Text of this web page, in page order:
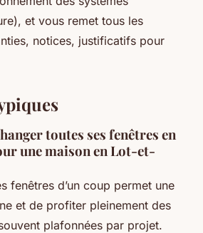
et vous remet tous les
notices, justificatifs pour
toutes ses fenêtres en
une maison en Lot-et-
fenêtres d’un coup permet une
et de profiter pleinement des
plafonnées par projet.